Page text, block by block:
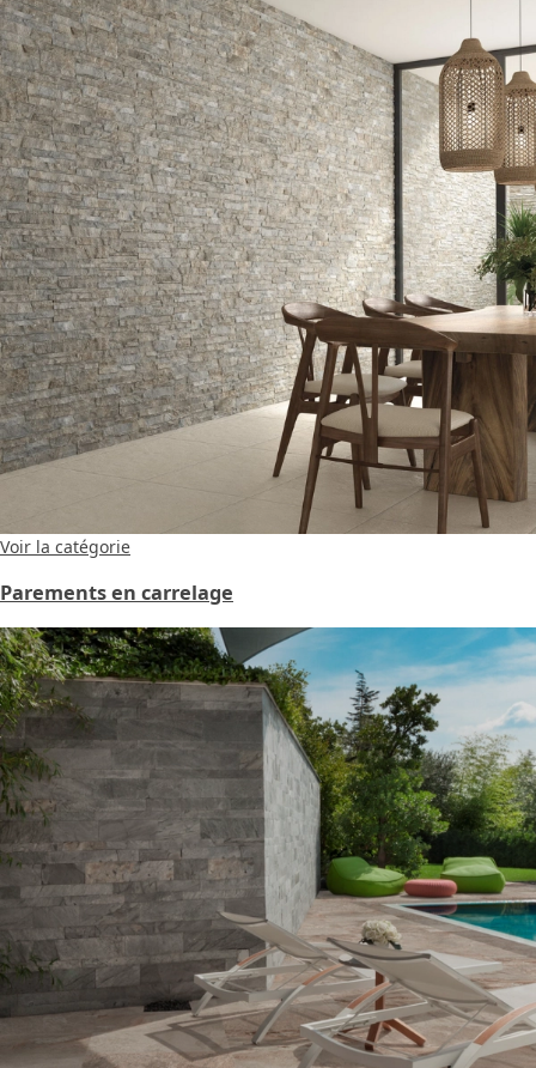
Voir la catégorie
Parements en carrelage